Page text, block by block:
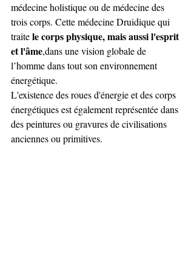
médecine holistique ou de médecine des
trois corps. Cette médecine Druidique qui
traite le corps physique, mais aussi l'esprit
et l'âme,dans une vision globale de
l’homme dans tout son environnement
énergétique.
L'existence des roues d'énergie et des corps
énergétiques est également représentée dans
des peintures ou gravures de civilisations
anciennes ou primitives.